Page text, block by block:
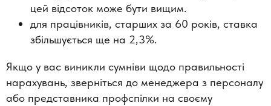
цей відсоток може бути вищим.
для працівників, старших за 60 років, ставка
збільшується ще на 2,3%.
Якщо у вас виникли сумніви щодо правильності
нарахувань, зверніться до менеджера з персоналу
або представника профспілки на своєму